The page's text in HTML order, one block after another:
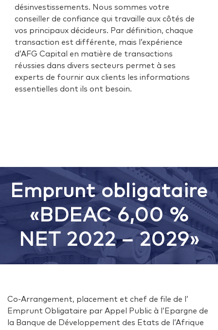
désinvestissements. Nous sommes votre
conseiller de confiance qui travaille aux côtés de
vos principaux décideurs. Par définition, chaque
transaction est différente, mais l’expérience
d’AFG Capital en matière de transactions
réussies dans divers secteurs permet à ses
experts de fournir aux clients les informations
essentielles dont ils ont besoin.
Emprunt obligataire
«BDEAC 6,00 %
NET 2022 – 2029»
Co-Arrangement, placement et chef de file de l’
Emprunt Obligataire par Appel Public à l’Epargne de
la Banque de Développement des Etats de l’Afrique